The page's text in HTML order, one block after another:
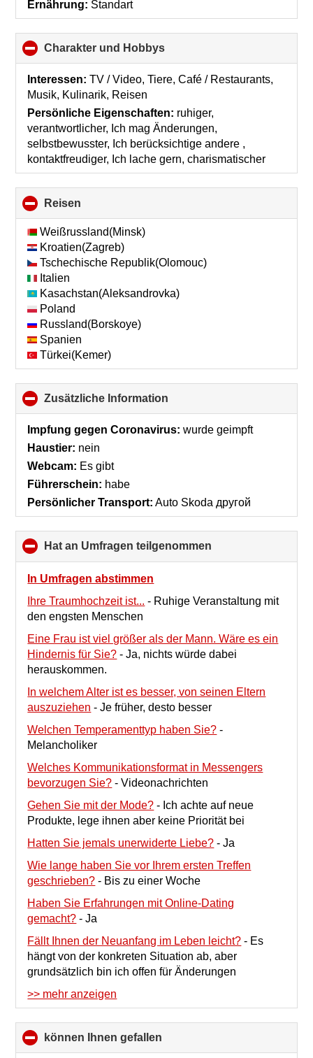
Ernährung: Standart
Charakter und Hobbys
to
collapse
Interessen: TV / Video, Tiere, Café / Restaurants,
Musik, Kulinarik, Reisen
Persönliche Eigenschaften: ruhiger,
verantwortlicher, Ich mag Änderungen,
selbstbewusster, Ich berücksichtige andere ,
kontaktfreudiger, Ich lache gern, charismatischer
Reisen
to
collapse
contents
Weißrussland(Minsk)
Kroatien(Zagreb)
Tschechische Republik(Olomouc)
Italien
Kasachstan(Aleksandrovka)
Poland
Russland(Borskoye)
Spanien
Türkei(Kemer)
Zusätzliche Information
to
collapse
Impfung gegen Coronavirus: wurde geimpft
Haustier: nein
Webcam: Es gibt
Führerschein: habe
Persönlicher Transport: Auto Skoda другой
Hat an Umfragen teilgenommen
to
In Umfragen abstimmen
Ihre Traumhochzeit ist... - Ruhige Veranstaltung mit
den engsten Menschen
Eine Frau ist viel größer als der Mann. Wäre es ein
Hindernis für Sie? -Ja, nichts würde dabei
herauskommen.
In welchem Alter ist es besser, von seinen Eltern
auszuziehen -Je früher, desto besser
Welchen Temperamenttyp haben Sie? -
Melancholiker
Welches Kommunikationsformat in Messengers
bevorzugen Sie? -Videonachrichten
Gehen Sie mit der Mode? - Ich achte auf neue
Produkte, lege ihnen aber keine Priorität bei
Hatten Sie jemals unerwiderte Liebe? -Ja
Wie lange haben Sie vor Ihrem ersten Treffen
geschrieben? - Bis zu einer Woche
Haben Sie Erfahrungen mit Online-Dating
gemacht? -Ja
Fällt Ihnen der Neuanfang im Leben leicht? - Es
hängt von der konkreten Situation ab, aber
grundsätzlich bin ich offen für Änderungen
>> mehr anzeigen
können Ihnen gefallen
to